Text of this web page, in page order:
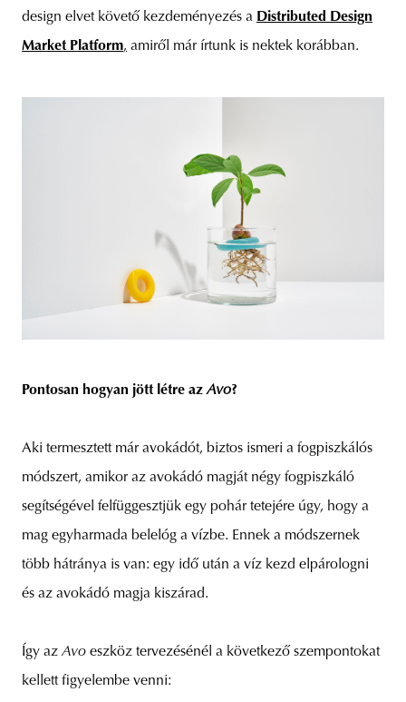
design elvet követő kezdeményezés a Distributed Design
Market Platform, amiről már írtunk is nektek korábban.
Pontosan hogyan jött létre azAvo?
Aki termesztett már avokádót, biztos ismeri a fogpiszkálós
módszert, amikor az avokádó magját négy fogpiszkáló
segítségével felfüggesztjük egy pohár tetejére úgy, hogy a
mag egyharmada belelóg a vízbe. Ennek a módszernek
több hátránya is van: egy idő után a víz kezd elpárologni
és az avokádó magja kiszárad.
Így azAvo eszköz tervezésénél a következő szempontokat
kellett figyelembe venni: